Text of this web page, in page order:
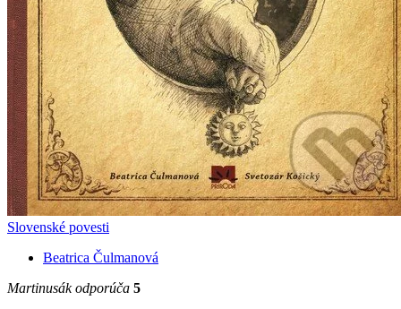
Slovenské povesti
Beatrica Čulmanová
Martinusák odporúča 5